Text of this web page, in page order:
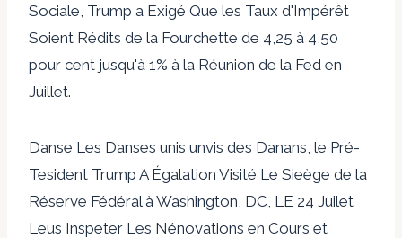
Sociale, Trump a Exigé Que les Taux d'Impérêt
Soient Rédits de la Fourchette de 4,25 à 4,50
pour cent jusqu'à 1% à la Réunion de la Fed en
Juillet.
Danse Les Danses unis unvis des Danans, le Pré-
Tesident Trump A Égalation Visité Le Sieège de la
Réserve Fédéral à Washington, DC, LE 24 Juilet
Leus Inspeter Les Nénovations en Cours et